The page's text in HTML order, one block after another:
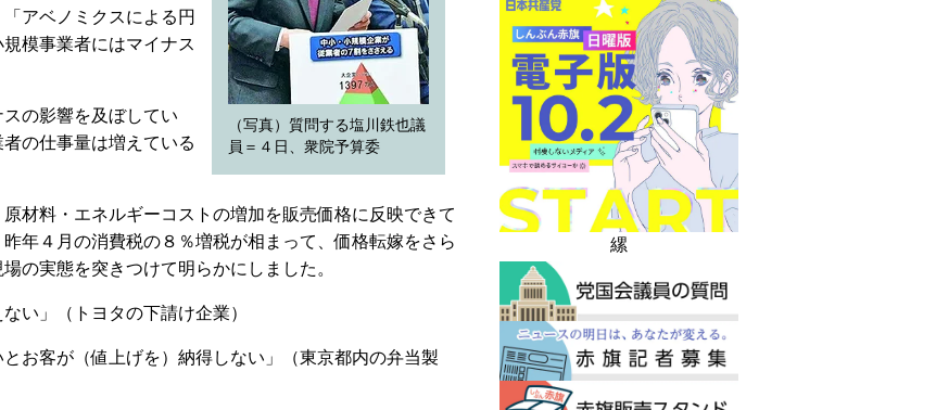
（写真）質問する塩川鉄也議
員＝４日、衆院予算委
アベノミクスによる円
模事業者にはマイナス
の影響を及ぼしてい
の仕事量は増えている
材料・エネルギーコストの増加を販売価格に反映できて
年４月の消費税の８％増税が相まって、価格転嫁をさら
の実態を突きつけて明らかにしました。
い」（トヨタの下請け企業）
お客が（値上げを）納得しない」（東京都内の弁当製
縲